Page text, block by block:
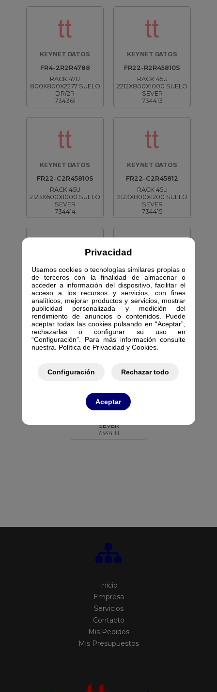
Privacidad
Usamos cookies o tecnologías similares propias o
de terceros con la finalidad de almacenar o
acceder a información del dispositivo, facilitar el
acceso a los recursos y servicios, con fines
analíticos, mejorar productos y servicios, mostrar
publicidad personalizada y medición del
rendimiento de anuncios o contenidos. Puede
aceptar todas las cookies pulsando en “Aceptar”,
rechazarlas o configurar su uso en
“Configuración”. Para más información consulte
nuestra. Política de Privacidad y Cookies.
Configuración Rechazar todo
Aceptar
KEYNET DATOS
FR4-2R2R4788
RACK 47U
800X800X2277 SUELO
DR/2R
734361
KEYNET DATOS
FR22-R2R45810S
RACK 45U
2212X800X1000 SUELO
SEVER
734413
KEYNET DATOS
FR22-C2R45810S
RACK 45U
2123X600X1000 SUELO
SEVER
734414
KEYNET DATOS
FR22-C2R45812
RACK 45U
2123X800X1200 SUELO
SEVER
734415
KEYNET DATOS
FR22-C2R48810
RACK 45U
2212X800X1000 SUELO
SEVER
734416
KEYNET DATOS
FR22-R2R45810
RACK 45U
2212X800X1000 SUELO
SEVER
734417
FR22-C2R45810
RACK 45U
SEVER
734418
Inicio
Empresa
Servicios
Contacto
Mis Pedidos
Mis Presupuestos